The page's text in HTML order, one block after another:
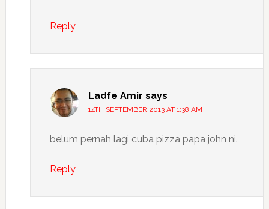
Reply
Ladfe Amir says
14TH SEPTEMBER 2013 AT 1:38 AM
belum pernah lagi cuba pizza papa john ni.
Reply